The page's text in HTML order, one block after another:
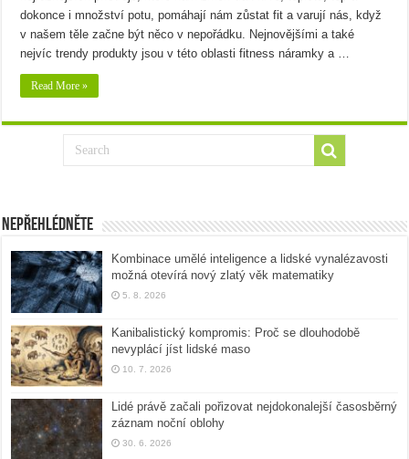
dokonce i množství potu, pomáhají nám zůstat fit a varují nás, když
v našem těle začne být něco v nepořádku. Nejnovějšími a také
nejvíc trendy produkty jsou v této oblasti fitness náramky a …
Read More »
Nepřehlédněte
Kombinace umělé inteligence a lidské vynalézavosti
možná otevírá nový zlatý věk matematiky
5. 8. 2026
Kanibalistický kompromis: Proč se dlouhodobě
nevyplácí jíst lidské maso
10. 7. 2026
Lidé právě začali pořizovat nejdokonalejší časosběrný
záznam noční oblohy
30. 6. 2026